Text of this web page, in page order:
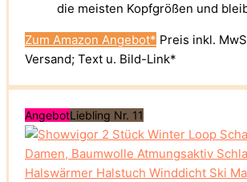
die meisten Kopfgrößen und
Zum Amazon Angebot* Preis inkl.
Versand; Text u. Bild-Link*
AngebotLiebling Nr. 11